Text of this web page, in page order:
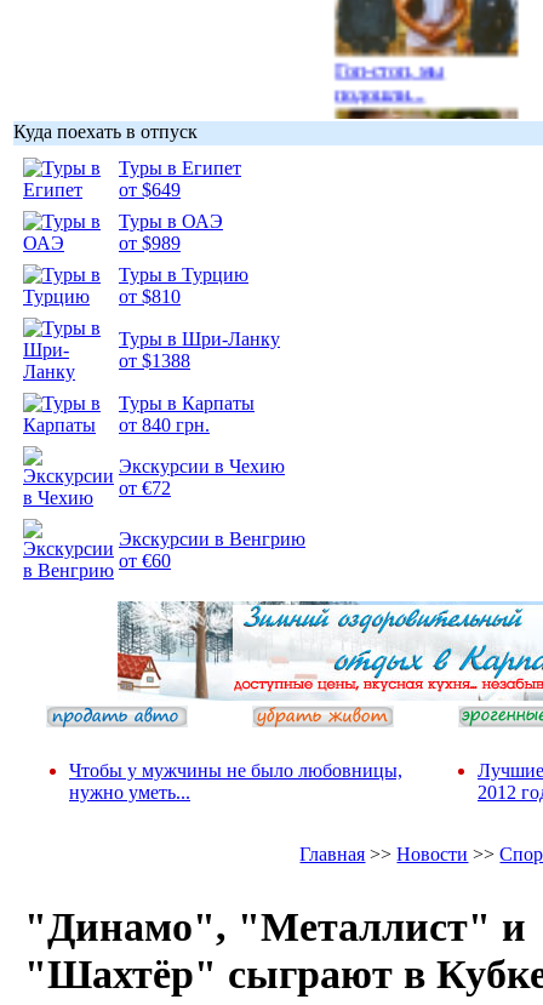
Гоп-стоп, мы
подошли...
Куда поехать в отпуск
Туры в Египет
от $649
Туры в ОАЭ
от $989
Туры в Турцию
от $810
Туры в Шри-Ланку
от $1388
Туры в Карпаты
от 840 грн.
Экскурсии в Чехию
от €72
Экскурсии в Венгрию
от €60
Чтобы у мужчины не было любовницы,
нужно уметь...
Лучшие
2012
Главная >>Новости >>
"Динамо", "Металлист" и
"Шахтёр" сыграют в